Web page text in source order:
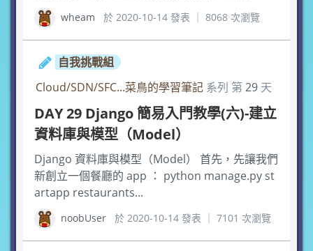
wheam 於 2020-10-14 發表 ｜ 8068 次瀏覽
自我挑戰組
Cloud/SDN/SFC...菜鳥的學習筆記 系列 第29 天
DAY 29 Django 簡易入門教學(六)-建立
資料庫與模型（Model）
Django 資料庫與模型（Model） 首先，先讓我們
新創立一個餐廳的 app ： python manage.py st
artapp restaurants...
noobUser 於 2020-10-14 發表 ｜ 7101 次瀏覽